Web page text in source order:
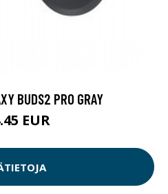
BUDS2 PRO GRAY
EUR